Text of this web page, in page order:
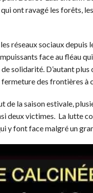
ont ravagé les forêts,
les réseaux sociaux
face au fléau
solidarité. D’autant
des frontières à
de la saison estivale,
deux victimes. La lutte
y font face malgré un